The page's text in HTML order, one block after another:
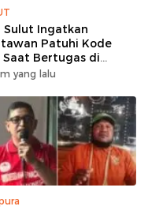
Sulut Ingatkan
Patuhi Kode
Saat Bertugas di
yang lalu